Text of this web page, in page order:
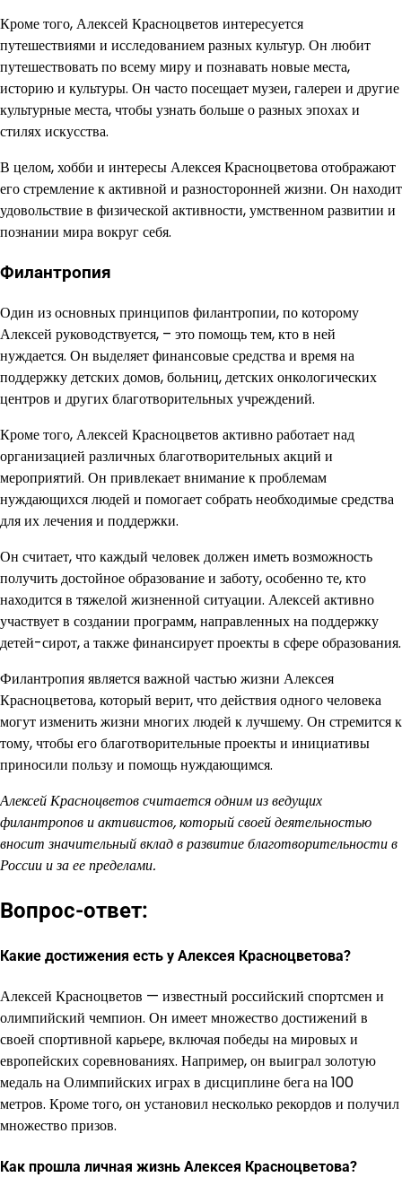
Кроме того, Алексей Красноцветов интересуется
путешествиями и исследованием разных культур. Он любит
путешествовать по всему миру и познавать новые места,
историю и культуры. Он часто посещает музеи, галереи и другие
культурные места, чтобы узнать больше о разных эпохах и
стилях искусства.
В целом, хобби и интересы Алексея Красноцветова отображают
его стремление к активной и разносторонней жизни. Он находит
удовольствие в физической активности, умственном развитии и
познании мира вокруг себя.
Филантропия
Один из основных принципов филантропии, по которому
Алексей руководствуется, – это помощь тем, кто в ней
нуждается. Он выделяет финансовые средства и время на
поддержку детских домов, больниц, детских онкологических
центров и других благотворительных учреждений.
Кроме того, Алексей Красноцветов активно работает над
организацией различных благотворительных акций и
мероприятий. Он привлекает внимание к проблемам
нуждающихся людей и помогает собрать необходимые средства
для их лечения и поддержки.
Он считает, что каждый человек должен иметь возможность
получить достойное образование и заботу, особенно те, кто
находится в тяжелой жизненной ситуации. Алексей активно
участвует в создании программ, направленных на поддержку
детей-сирот, а также финансирует проекты в сфере образования.
Филантропия является важной частью жизни Алексея
Красноцветова, который верит, что действия одного человека
могут изменить жизни многих людей к лучшему. Он стремится к
тому, чтобы его благотворительные проекты и инициативы
приносили пользу и помощь нуждающимся.
Алексей Красноцветов считается одним из ведущих
филантропов и активистов, который своей деятельностью
вносит значительный вклад в развитие благотворительности в
России и за ее пределами.
Вопрос-ответ:
Какие достижения есть у Алексея Красноцветова?
Алексей Красноцветов — известный российский спортсмен и
олимпийский чемпион. Он имеет множество достижений в
своей спортивной карьере, включая победы на мировых и
европейских соревнованиях. Например, он выиграл золотую
медаль на Олимпийских играх в дисциплине бега на 100
метров. Кроме того, он установил несколько рекордов и получил
множество призов.
Как прошла личная жизнь Алексея Красноцветова?